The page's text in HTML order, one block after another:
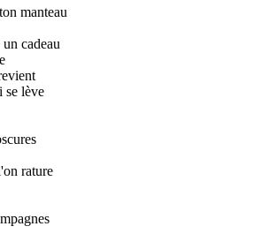
manteau
cadeau
se lève
rature